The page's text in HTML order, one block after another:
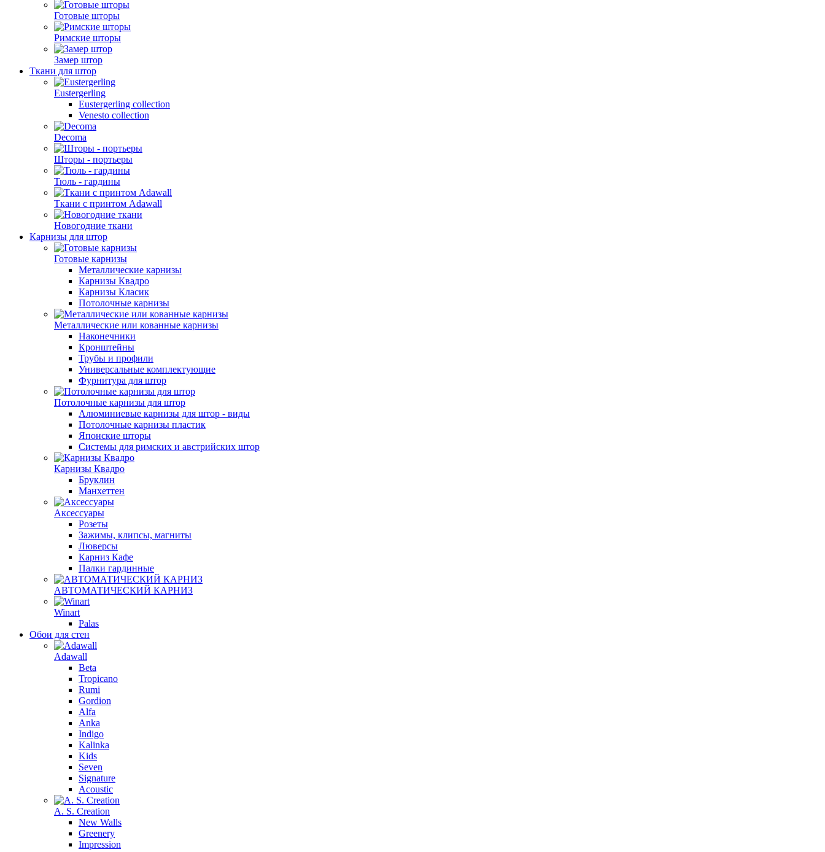
Готовые шторы
Римские шторы
Замер штор
Ткани для штор
Eustergerling
Eustergerling collection
Venesto collection
Decoma
Шторы - портьеры
Тюль - гардины
Ткани с принтом Adawall
Новогодние ткани
Карнизы для штор
Готовые карнизы
Металлические карнизы
Карнизы Квадро
Карнизы Класик
Потолочные карнизы
Металлические или кованные карнизы
Наконечники
Кронштейны
Трубы и профили
Универсальные комплектующие
Фурнитура для штор
Потолочные карнизы для штор
Алюминиевые карнизы для штор - виды
Потолочные карнизы пластик
Японские шторы
Системы для римских и австрийских штор
Карнизы Квадро
Бруклин
Манхеттен
Аксессуары
Розеты
Зажимы, клипсы, магниты
Люверсы
Карниз Кафе
Палки гардинные
АВТОМАТИЧЕСКИЙ КАРНИЗ
Winart
Palas
Обои для стен
Adawall
Beta
Tropicano
Rumi
Gordion
Alfa
Anka
Indigo
Kalinka
Kids
Seven
Signature
Acoustic
A. S. Creation
New Walls
Greenery
Impression